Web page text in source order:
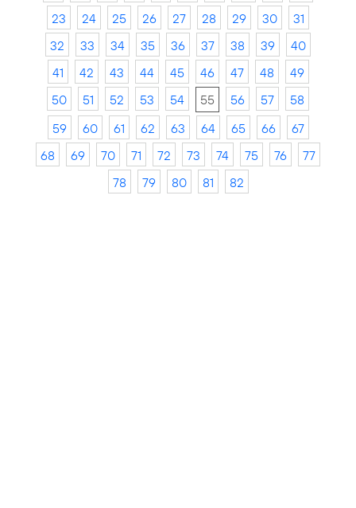
23
24 25 26 27 28 29 30
31
32
33 34 35 36 37 38 39
40
41
42 43 44 45 46 47 48
49
50
51 52 53 54 55 56 57
58
59
60 61 62 63 64 65 66
67
68
69 70 71 72 73 74 75 76
77
78
79 80 81 82